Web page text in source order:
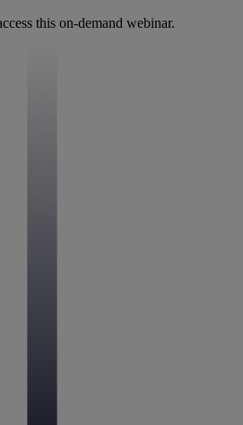
this on-demand webinar.